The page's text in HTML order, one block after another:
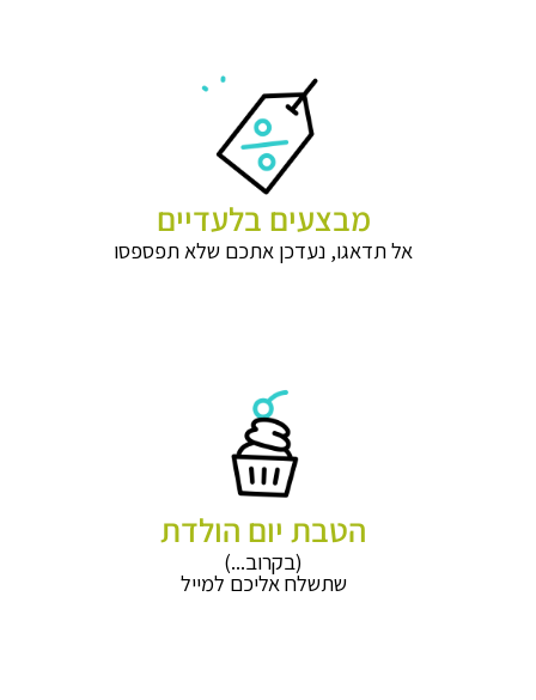
מבצעים בלעדיים
אל תדאגו, נעדכן אתכם שלא תפספסו
הטבת יום הולדת
(בקרוב...)
שתשלח אליכם למייל